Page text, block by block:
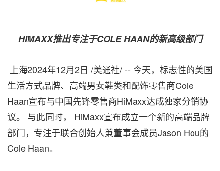
HIMAXX推出专注于COLE HAAN的新高级部门
上海2024年12月2日 /美通社/ -- 今天，标志性的美国
生活方式品牌、高端男女鞋类和配饰零售商Cole
Haan宣布与中国先锋零售商HiMaxx达成独家分销协
议。 与此同时， HiMaxx宣布成立一个新的高端品牌
部门，专注于联合创始人兼董事会成员Jason Hou的
Cole Haan。